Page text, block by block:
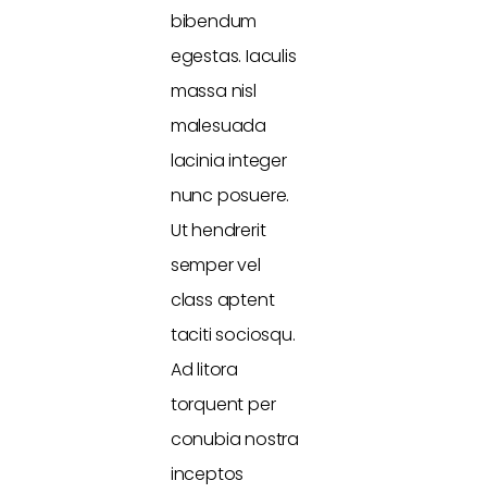
bibendum
egestas. Iaculis
massa nisl
malesuada
lacinia integer
nunc posuere.
Ut hendrerit
semper vel
class aptent
taciti sociosqu.
Ad litora
torquent per
conubia nostra
inceptos